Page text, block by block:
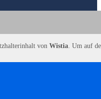
von Wistia . Um auf